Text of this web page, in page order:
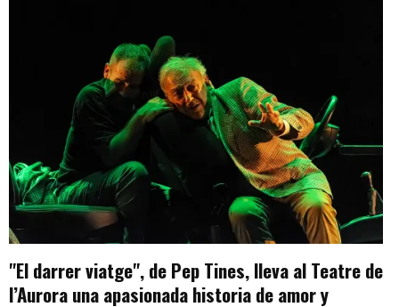
"El darrer viatge", de Pep Tines, lleva al Teatre de
l’Aurora una apasionada historia de amor y